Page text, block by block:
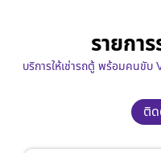
รายกา
บริการให้เช่ารถตู้ พร้อมคนขับ
ติ